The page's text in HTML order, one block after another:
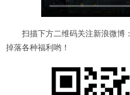
扫描下方二维码关注新浪微博：
掉落各种福利哟！